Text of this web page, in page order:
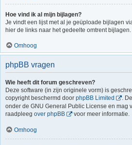
Hoe vind ik al mijn bijlagen?
Je vindt een lijst met al je geüploade bijlagen
hier de links naar het gedeelte omtrent bijlagen.
Omhoog
phpBB vragen
Wie heeft dit forum geschreven?
Deze software (in zijn originele vorm) is
copyright beschermd door phpBB Limited
.
onder de GNU General Public License en mag
raadpleeg over phpBB voor meer informatie.
Omhoog